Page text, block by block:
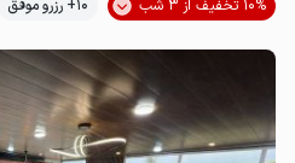
10% تخفیف از 3 شب
10+ رزرو موفق